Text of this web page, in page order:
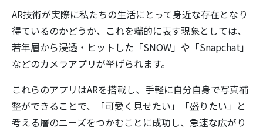
AR技術が実際に私たちの生活にとって身近な存在となり
得ているのかどうか、これを端的に表す現象としては、
若年層から浸透・ヒットした「SNOW」や「Snapchat」
などのカメラアプリが挙げられます。
これらのアプリはARを搭載し、手軽に自分自身で写真補
整ができることで、「可愛く見せたい」「盛りたい」と
考える層のニーズをつかむことに成功し、急速な広がり